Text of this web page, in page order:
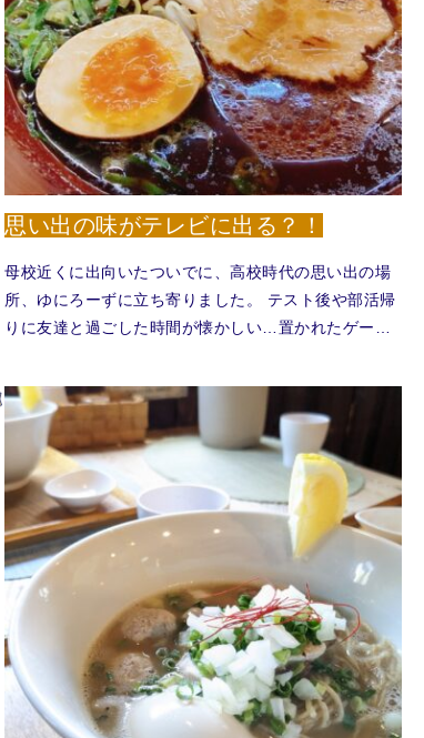
思い出の味がテレビに出る？！
母校近くに出向いたついでに、高校時代の思い出の場
所、ゆにろーずに立ち寄りました。 テスト後や部活帰
りに友達と過ごした時間が懐かしい…置かれたゲー…